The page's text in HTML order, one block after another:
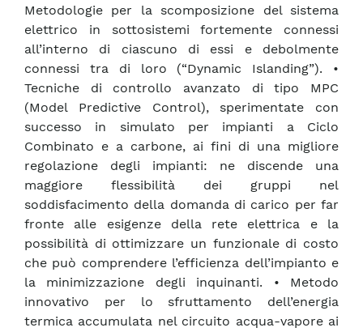
Metodologie per la scomposizione del sistema
elettrico in sottosistemi fortemente connessi
all’interno di ciascuno di essi e debolmente
connessi tra di loro (“Dynamic Islanding”). •
Tecniche di controllo avanzato di tipo MPC
(Model Predictive Control), sperimentate con
successo in simulato per impianti a Ciclo
Combinato e a carbone, ai fini di una migliore
regolazione degli impianti: ne discende una
maggiore flessibilità dei gruppi nel
soddisfacimento della domanda di carico per far
fronte alle esigenze della rete elettrica e la
possibilità di ottimizzare un funzionale di costo
che può comprendere l’efficienza dell’impianto e
la minimizzazione degli inquinanti. • Metodo
innovativo per lo sfruttamento dell’energia
termica accumulata nel circuito acqua-vapore ai